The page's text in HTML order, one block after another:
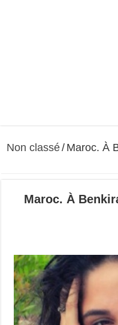
Non classé / Maroc. À
Maroc. À